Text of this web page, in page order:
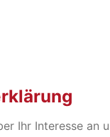
Ihr Interesse an